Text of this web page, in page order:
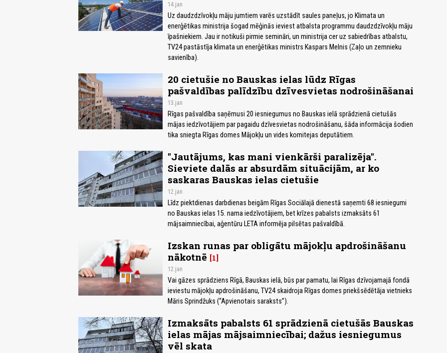
14.jan
Uz daudzdzīvokļu māju jumtiem varēs uzstādīt saules paneļus, jo Klimata un
enerģētikas ministrija šogad mēģinās ieviest atbalsta programmu daudzdzīvokļu māju
īpašniekiem. Jau ir notikuši pirmie semināri, un ministrija cer uz sabiedrības atbalstu,
TV24 pastāstīja klimata un enerģētikas ministrs Kaspars Melnis (Zaļo un zemnieku
savienība).
20 cietušie no Bauskas ielas lūdz Rīgas
pašvaldības palīdzību dzīvesvietas nodrošināšanai
13.jan
Rīgas pašvaldība saņēmusi 20 iesniegumus no Bauskas ielā sprādzienā cietušās
mājas iedzīvotājiem par pagaidu dzīvesvietas nodrošināšanu, šāda informācija šodien
tika sniegta Rīgas domes Mājokļu un vides komitejas deputātiem.
"Jautājums, kas mani vienkārši paralizēja".
Sieviete dalās ar absurdām situācijām, ar ko
saskaras Bauskas ielas cietušie
12.jan
Līdz piektdienas darbdienas beigām Rīgas Sociālajā dienestā saņemti 68 iesniegumi
no Bauskas ielas 15. nama iedzīvotājiem, bet krīzes pabalsts izmaksāts 61
mājsaimniecībai, aģentūru LETA informēja pilsētas pašvaldībā.
Izskan runas par obligātu mājokļu apdrošināšanu
nākotnē 1
12.jan
Vai gāzes sprādziens Rīgā, Bauskas ielā, būs par pamatu, lai Rīgas dzīvojamajā fondā
ieviestu mājokļu apdrošināšanu, TV24 skaidroja Rīgas domes priekšsēdētāja vietnieks
Māris Sprindžuks (“Apvienotais saraksts”).
Izmaksāts pabalsts 61 sprādzienā cietušās Bauskas
ielas mājas mājsaimniecībai; dažus iesniegumus
vēl skata